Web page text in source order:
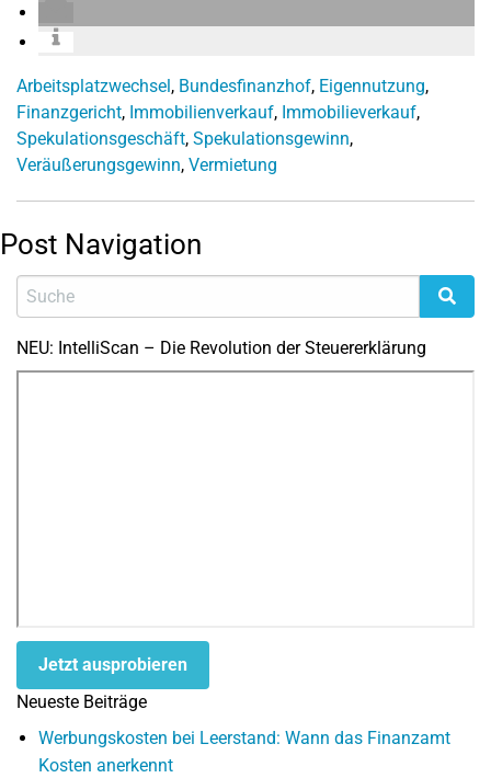
Arbeitsplatzwechsel, Bundesfinanzhof, Eigennutzung,
Finanzgericht, Immobilienverkauf, Immobilieverkauf,
Spekulationsgeschäft, Spekulationsgewinn,
Veräußerungsgewinn, Vermietung
Post Navigation
NEU: IntelliScan – Die Revolution der Steuererklärung
Jetzt ausprobieren
Neueste Beiträge
Werbungskosten bei Leerstand: Wann das Finanzamt
Kosten anerkennt